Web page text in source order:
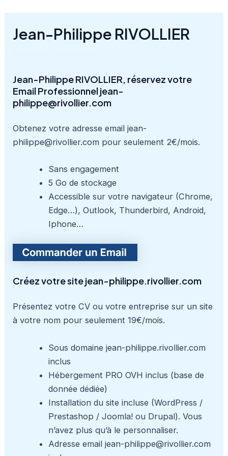
contenu
Jean-Philippe RIVOLLIER
Jean-Philippe RIVOLLIER, réservez votre
Email Professionnel jean-
philippe@rivollier.com
Obtenez votre adresse email jean-
philippe@rivollier.com pour seulement 2€/mois.
Sans engagement
5 Go de stockage
Accessible sur votre navigateur (Chrome,
Edge…), Outlook, Thunderbird, Android,
Iphone…
Créez votre site jean-philippe.rivollier.com
Présentez votre CV ou votre entreprise sur un site
à votre nom pour seulement 19€/mois.
Sous domaine jean-philippe.rivollier.com
inclus
Hébergement PRO OVH inclus (base de
donnée dédiée)
Installation du site incluse (WordPress /
Prestashop / Joomla! ou Drupal). Vous
n’avez plus qu’à le personnaliser.
Adresse email jean-philippe@rivollier.com